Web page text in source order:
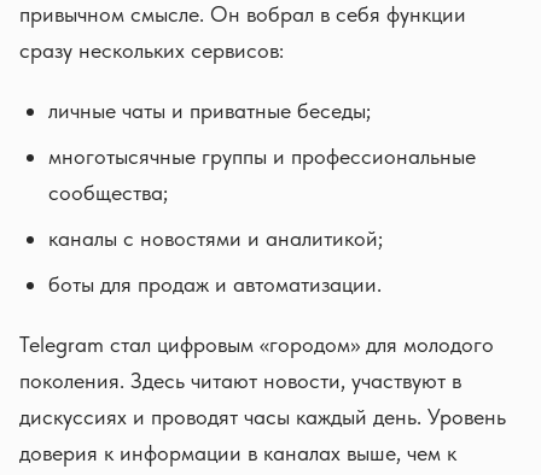
привычном смысле. Он вобрал в себя функции
сразу нескольких сервисов:
личные чаты и приватные беседы;
многотысячные группы и профессиональные
сообщества;
каналы с новостями и аналитикой;
боты для продаж и автоматизации.
Telegram стал цифровым «городом» для молодого
поколения. Здесь читают новости, участвуют в
дискуссиях и проводят часы каждый день. Уровень
доверия к информации в каналах выше, чем к